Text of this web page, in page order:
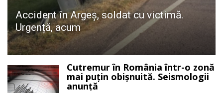
Accident în Argeș, soldat cu victimă.
Urgență, acum
Cutremur în România într-o zonă
mai puțin obișnuită. Seismologii
anunță